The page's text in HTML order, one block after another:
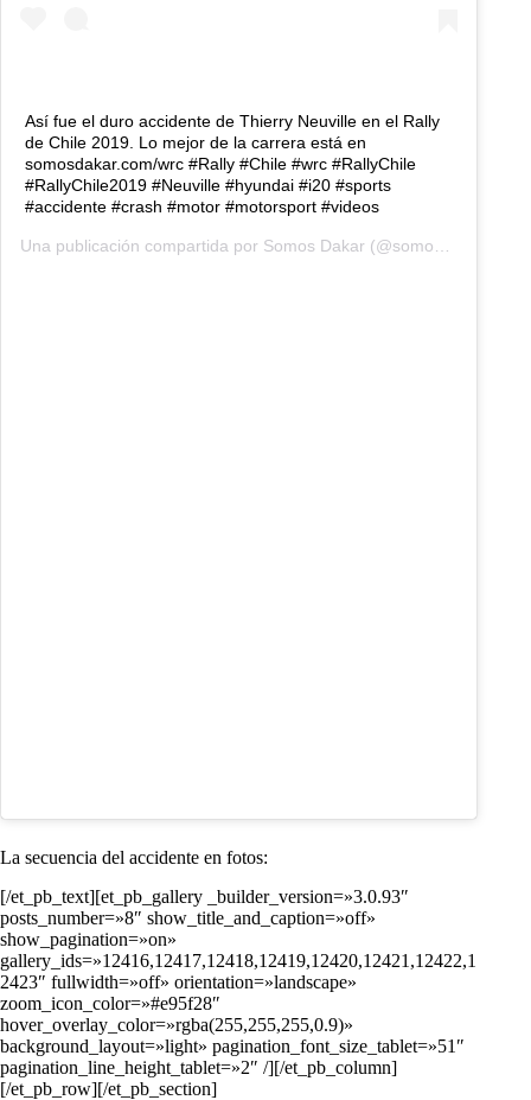
Así fue el duro accidente de Thierry Neuville en el Rally
de Chile 2019. Lo mejor de la carrera está en
somosdakar.com/wrc #Rally #Chile #wrc #RallyChile
#RallyChile2019 #Neuville #hyundai #i20 #sports
#accidente #crash #motor #motorsport #videos
Una publicación compartida por Somos Dakar (@somosdakar) el
La secuencia del accidente en fotos:
[/et_pb_text][et_pb_gallery _builder_version=»3.0.93″
posts_number=»8″ show_title_and_caption=»off»
show_pagination=»on»
gallery_ids=»12416,12417,12418,12419,12420,12421,12422,1
2423″ fullwidth=»off» orientation=»landscape»
zoom_icon_color=»#e95f28″
hover_overlay_color=»rgba(255,255,255,0.9)»
background_layout=»light» pagination_font_size_tablet=»51″
pagination_line_height_tablet=»2″ /][/et_pb_column]
[/et_pb_row][/et_pb_section]